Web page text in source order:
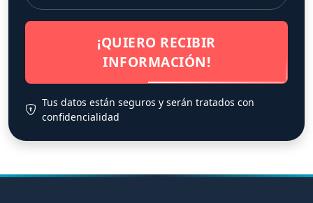
¡QUIERO RECIBIR
INFORMACIÓN!
Tus datos están seguros y serán tratados con
confidencialidad